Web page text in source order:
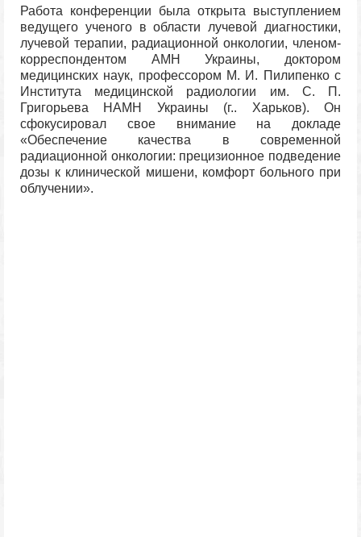
Работа конференции была открыта выступлением
ведущего ученого в области лучевой диагностики,
лучевой терапии, радиационной онкологии, членом-
корреспондентом АМН Украины, доктором
медицинских наук, профессором М. И. Пилипенко с
Института медицинской радиологии им. С. П.
Григорьева НАМН Украины (г.. Харьков). Он
сфокусировал свое внимание на докладе
«Обеспечение качества в современной
радиационной онкологии: прецизионное подведение
дозы к клинической мишени, комфорт больного при
облучении».